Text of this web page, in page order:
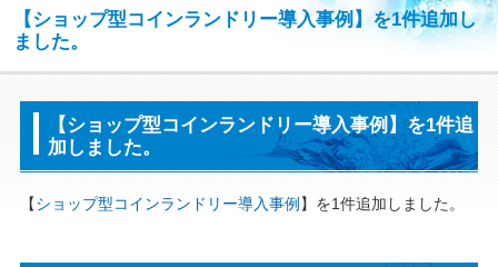
【ショップ型コインランドリー導入事例】を1件追加し
ました。
【ショップ型コインランドリー導入事例】を1件追
加しました。
【ショップ型コインランドリー導入事例 】を1件追加しました。